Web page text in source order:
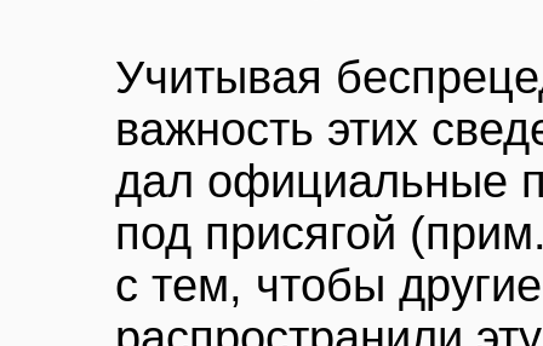
Учитывая
важность этих
дал официальные
под присягой
с тем, чтобы